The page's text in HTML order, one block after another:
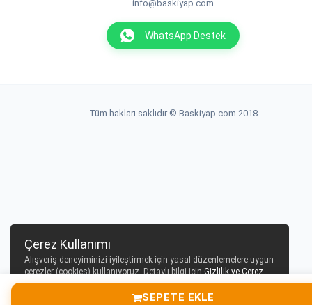
SEPETE EKLE
info@baskiyap.com
WhatsApp Destek
Tüm hakları saklıdır © Baskiyap.com 2018
Çerez Kullanımı
Alışveriş deneyiminizi iyileştirmek için yasal düzenlemelere uygun
çerezler (cookies) kullanıyoruz. Detaylı bilgi için Gizlilik ve Çerez
Politikasısayfamızı inceleyebilirsiniz.